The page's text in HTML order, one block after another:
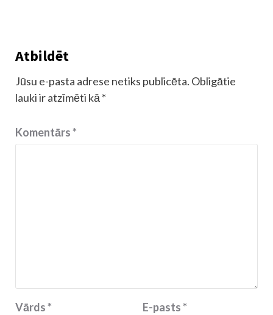
Atbildēt
Jūsu e-pasta adrese netiks publicēta. Obligātie
lauki ir atzīmēti kā *
Komentārs*
Vārds* E-pasts*